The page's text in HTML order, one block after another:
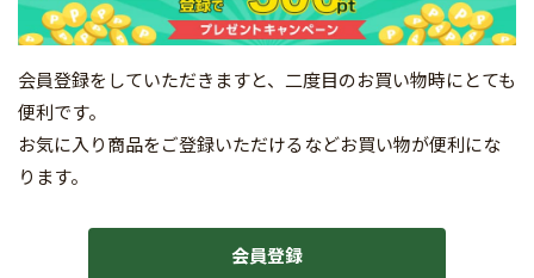
会員登録をしていただきますと、二度目のお買い物時にとても
便利です。
お気に入り商品をご登録いただけるなどお買い物が便利にな
ります。
会員登録